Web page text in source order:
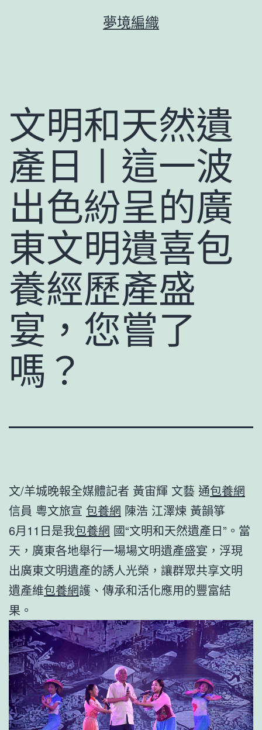
夢境編織
文明和天然遺
產日丨這一波
出色紛呈的廣
東文明遺喜包
養經歷產盛
宴，您嘗了
嗎？
文/羊城晚報全媒體記者 黃宙輝 文藝 通包養網
信員 粵文旅宣 包養網 陳浩 江澤煉 黃韻箏
6月11日是我包養網 國“文明和天然遺產日”。當
天，廣東各地舉行一場場文明遺產盛宴，浮現
出廣東文明遺產的誘人光榮，讓群眾共享文明
遺產維包養網護、傳承和活化應用的豐富結
果。